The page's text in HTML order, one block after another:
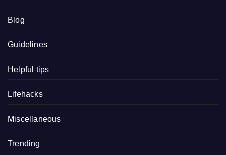
Blog
Guidelines
Helpful tips
Lifehacks
Miscellaneous
Trending